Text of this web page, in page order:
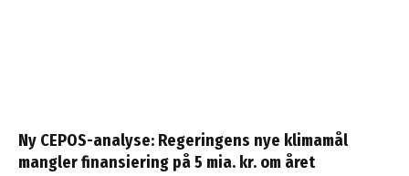
Ny CEPOS-analyse: Regeringens nye klimamål
mangler finansiering på 5 mia. kr. om året